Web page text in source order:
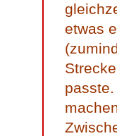
etwas